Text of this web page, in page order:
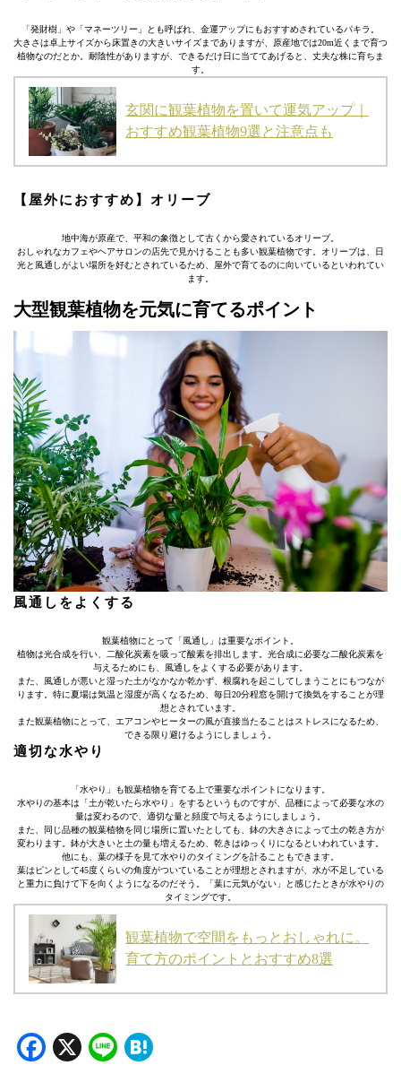
「発財樹」や「マネーツリー」とも呼ばれ、金運アップにもおすすめされているパキラ。
大きさは卓上サイズから床置きの大きいサイズまでありますが、原産地では20m近くまで育つ
植物なのだとか。耐陰性がありますが、できるだけ日に当ててあげると、丈夫な株に育ちま
す。
玄関に観葉植物を置いて運気アップ｜
おすすめ観葉植物9選と注意点も
【屋外におすすめ】オリーブ
地中海が原産で、平和の象徴として古くから愛されているオリーブ。
おしゃれなカフェやヘアサロンの店先で見かけることも多い観葉植物です。オリーブは、日
光と風通しがよい場所を好むとされているため、屋外で育てるのに向いているといわれてい
ます。
大型観葉植物を元気に育てるポイント
風通しをよくする
観葉植物にとって「風通し」は重要なポイント。
植物は光合成を行い、二酸化炭素を吸って酸素を排出します。光合成に必要な二酸化炭素を
与えるためにも、風通しをよくする必要があります。
また、風通しが悪いと湿った土がなかなか乾かず、根腐れを起こしてしまうことにもつなが
ります。特に夏場は気温と湿度が高くなるため、毎日20分程窓を開けて換気をすることが理
想とされています。
また観葉植物にとって、エアコンやヒーターの風が直接当たることはストレスになるため、
できる限り避けるようにしましょう。
適切な水やり
「水やり」も観葉植物を育てる上で重要なポイントになります。
水やりの基本は「土が乾いたら水やり」をするというものですが、品種によって必要な水の
量は変わるので、適切な量と頻度で与えるようにしましょう。
また、同じ品種の観葉植物を同じ場所に置いたとしても、鉢の大きさによって土の乾き方が
変わります。鉢が大きいと土の量も増えるため、乾きはゆっくりになるといわれています。
他にも、葉の様子を見て水やりのタイミングを計ることもできます。
葉はピンとして45度くらいの角度がついていることが理想とされますが、水が不足している
と重力に負けて下を向くようになるのだそう。「葉に元気がない」と感じたときが水やりの
タイミングです。
観葉植物で空間をもっとおしゃれに。
育て方のポイントとおすすめ8選
Facebook
X Line